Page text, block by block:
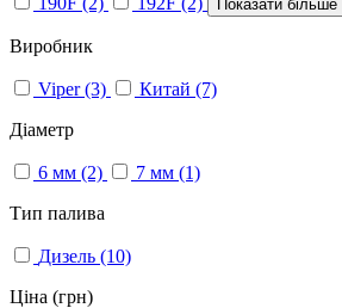
Показати більше
Виробник
Viper(3) Китай (7)
Діаметр
6 мм (2) 7 мм (1)
Тип палива
Дизель (10)
Ціна (грн)